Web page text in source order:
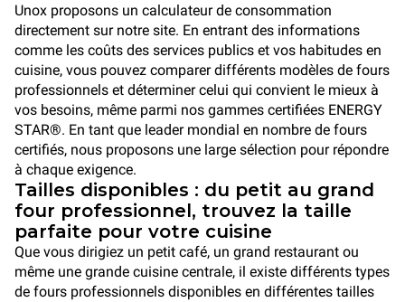
Unox proposons un calculateur de consommation
directement sur notre site. En entrant des informations
comme les coûts des services publics et vos habitudes en
cuisine, vous pouvez comparer différents modèles de fours
professionnels et déterminer celui qui convient le mieux à
vos besoins, même parmi nos gammes certifiées ENERGY
STAR®. En tant que leader mondial en nombre de fours
certifiés, nous proposons une large sélection pour répondre
à chaque exigence.
Tailles disponibles : du petit au grand
four professionnel, trouvez la taille
parfaite pour votre cuisine
Que vous dirigiez un petit café, un grand restaurant ou
même une grande cuisine centrale, il existe différents types
de fours professionnels disponibles en différentes tailles